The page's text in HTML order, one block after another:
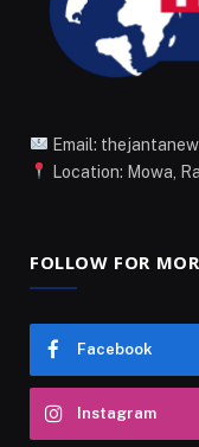
Email:
Location: Mowa,
FOLLOW FOR
Facebook
Instagram